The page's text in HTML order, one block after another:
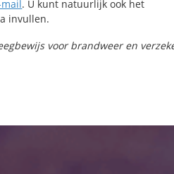
. U kunt natuurlijk ook het
invullen.
voor brandweer en